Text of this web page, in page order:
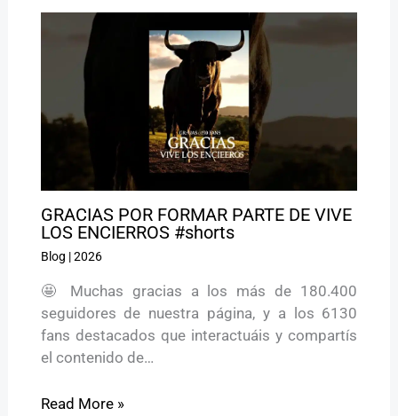
GRACIAS POR FORMAR PARTE DE VIVE
LOS ENCIERROS #shorts
Blog |2026
🤩 Muchas gracias a los más de 180.400
seguidores de nuestra página, y a los 6130
fans destacados que interactuáis y compartís
el contenido de…
Read More »